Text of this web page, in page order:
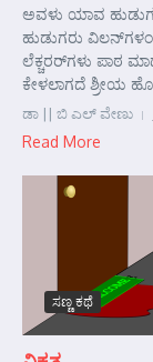
ಅವಳು ಯಾವ
ಹುಡುಗರು
ಲೆಕ್ಚರರ್‌ಗಳು ಪಾಠ
ಕೇಳಲಾಗದೆ ಶ್ರೀಯ
ಡಾ || ಬಿ ಎಲ್ ವೇಣು
Read More
ಸಣ್ಣ ಕಥೆ